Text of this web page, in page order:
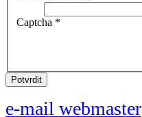
Captcha *
Potvrdit
e-mail webmaster